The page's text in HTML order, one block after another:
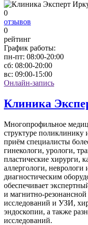
0
отзывов
0
рейтинг
График работы:
пн-пт: 08:00-20:00
сб: 08:00-20:00
вс: 09:00-15:00
Онлайн-запись
Клиника
Многопрофильное
структуре поликлинику
приём специалисты
гинекологи, урологи,
пластические хирурги,
аллергологи,
диагностическим
обеспечивает
и магнитно-
исследований и УЗИ,
эндоскопии, а также
исследований.